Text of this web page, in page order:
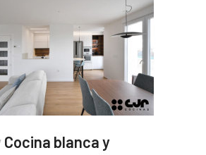
Cocina blanca y